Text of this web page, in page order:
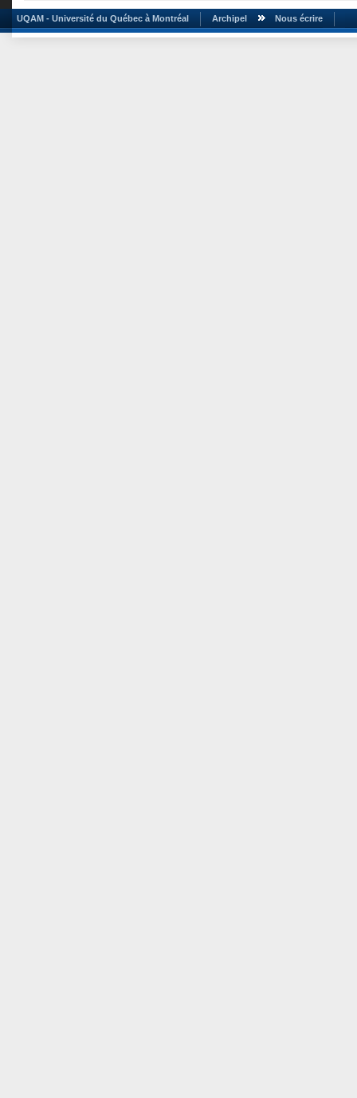
UQAM - Université du Québec à Montréal Archipel Nous écrire